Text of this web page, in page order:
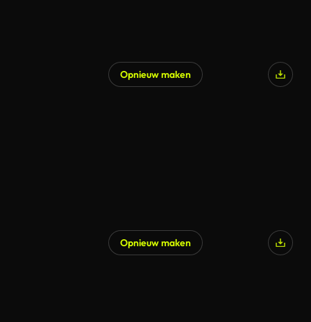
Opnieuw maken
Opnieuw maken